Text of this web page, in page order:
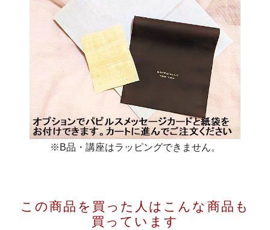
※B品・講座はラッピングできません。
この商品を買った人は こんな商品も
買っています